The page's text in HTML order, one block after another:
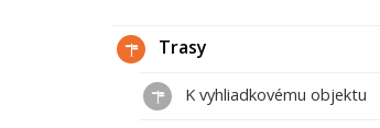
Trasy
K vyhliadkovému objektu